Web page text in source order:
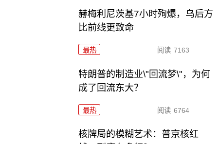
赫梅利尼茨基7小时殉爆，乌后方
比前线更致命
最热 阅读 7163
特朗普的制造业\"回流梦\"，为何
成了回流东大？
最热 阅读 6764
核牌局的模糊艺术：普京核红